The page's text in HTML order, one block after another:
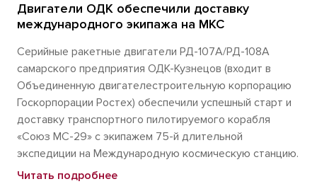
Двигатели ОДК обеспечили доставку
международного экипажа на МКС
Серийные ракетные двигатели РД-107А/РД-108А
самарского предприятия ОДК-Кузнецов (входит в
Объединенную двигателестроительную корпорацию
Госкорпорации Ростех) обеспечили успешный старт и
доставку транспортного пилотируемого корабля
«Союз МС-29» с экипажем 75-й длительной
экспедиции на Международную космическую станцию.
Читать подробнее